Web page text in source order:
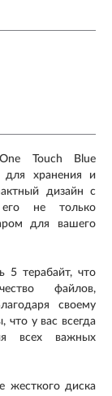
Touch Blue
для хранения и
дизайн с
его не только
для вашего
5 терабайт, что
файлов,
своему
у вас всегда
всех важных
жесткого диска